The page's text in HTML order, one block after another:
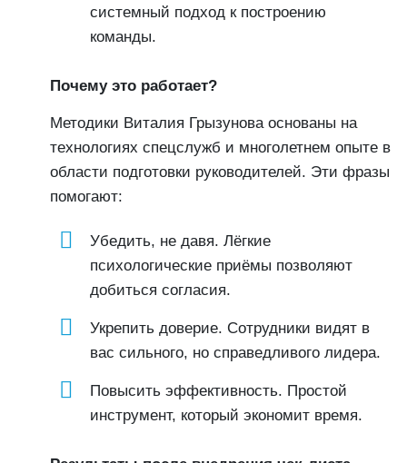
системный подход к построению
команды.
Почему это работает?
Методики Виталия Грызунова основаны на
технологиях спецслужб и многолетнем опыте в
области подготовки руководителей. Эти фразы
помогают:
Убедить, не давя. Лёгкие
психологические приёмы позволяют
добиться согласия.
Укрепить доверие. Сотрудники видят в
вас сильного, но справедливого лидера.
Повысить эффективность. Простой
инструмент, который экономит время.